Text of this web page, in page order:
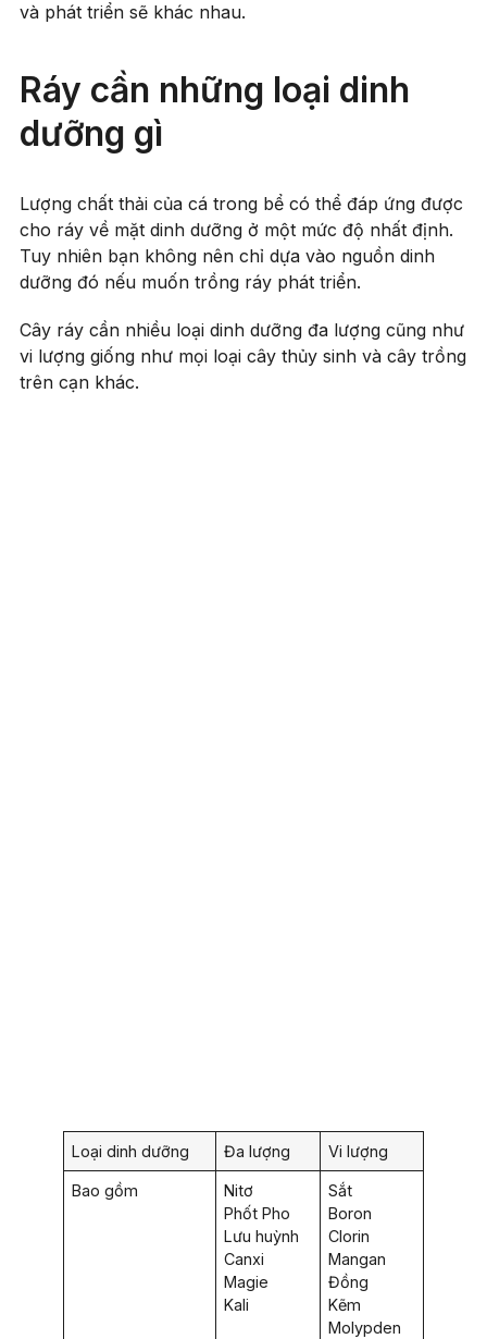
và phát triển sẽ khác nhau.
Ráy cần những loại dinh
dưỡng gì
Lượng chất thải của cá trong bể có thể đáp ứng được
cho ráy về mặt dinh dưỡng ở một mức độ nhất định.
Tuy nhiên bạn không nên chỉ dựa vào nguồn dinh
dưỡng đó nếu muốn trồng ráy phát triển.
Cây ráy cần nhiều loại dinh dưỡng đa lượng cũng như
vi lượng giống như mọi loại cây thủy sinh và cây trồng
trên cạn khác.
Loại dinh dưỡng Đa lượng Vi lượng
Bao gồm
Nitơ
Phốt Pho
Lưu huỳnh
Canxi
Magie
Kali
Sắt
Boron
Clorin
Mangan
Đồng
Kẽm
Molypden